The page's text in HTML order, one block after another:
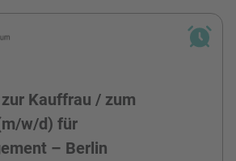
Kauffrau / zum
w/d) für
– Berlin